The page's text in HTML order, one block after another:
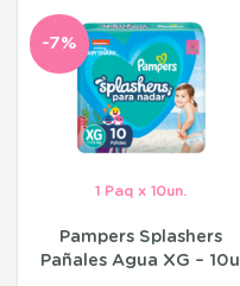
-7%
1 Paq x 10un.
Pampers Splashers
Pañales Agua XG – 10u